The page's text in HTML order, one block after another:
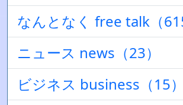
なんとなく free talk（
ニュース news（23）
ビジネス business（15）